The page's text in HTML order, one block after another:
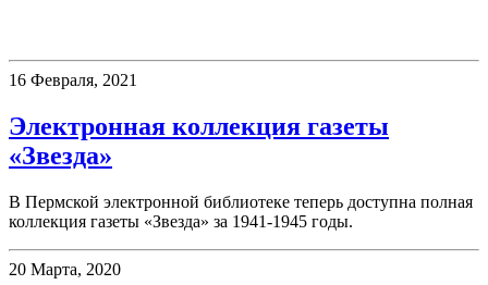
16 Февраля, 2021
Электронная коллекция газеты
«Звезда»
В Пермской электронной библиотеке теперь доступна полная
коллекция газеты «Звезда» за 1941-1945 годы.
20 Марта, 2020